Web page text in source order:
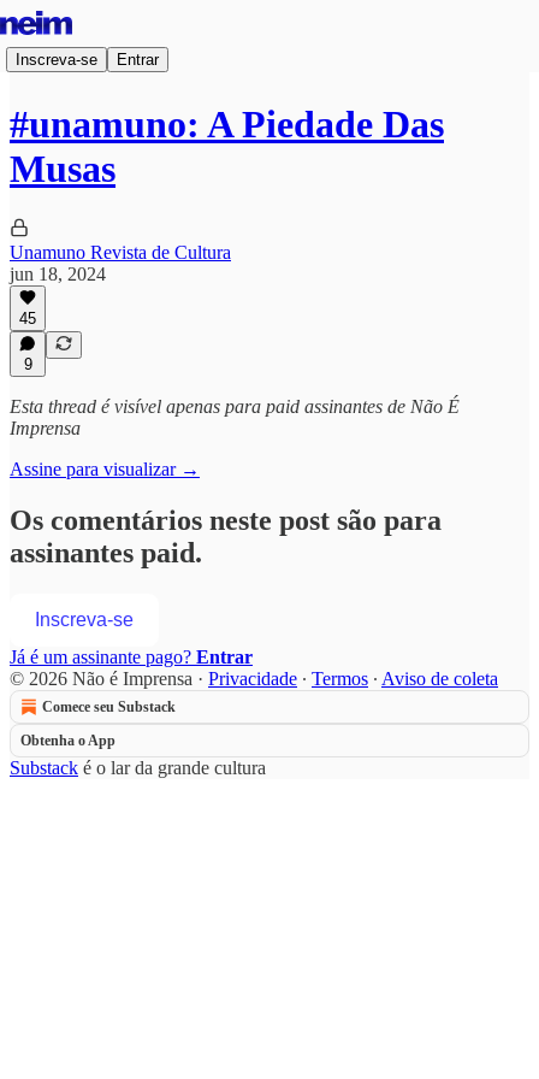
Inscreva-se Entrar
#unamuno: A Piedade Das
Musas
Unamuno Revista de Cultura
jun 18, 2024
45
9
Esta thread é visível apenas para paid assinantes de Não É
Imprensa
Assine para visualizar →
Os comentários neste post são para
assinantes paid.
Inscreva-se
Já é um assinante pago? Entrar
© 2026 Não é Imprensa · Privacidade ∙ Termos ∙ Aviso de coleta
Comece seu Substack
Obtenha o App
Substack é o lar da grande cultura